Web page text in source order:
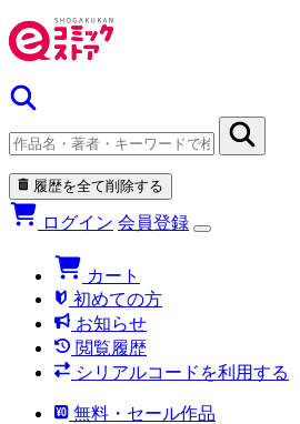
履歴を全て削除する
ログイン 会員登録
カート
初めての方
お知らせ
閲覧履歴
シリアルコードを利用する
無料・セール作品